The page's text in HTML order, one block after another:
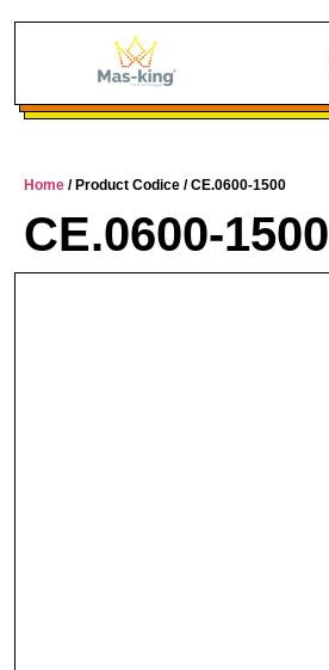
Home / Product Codice / CE.0600-1500
CE.0600-1500